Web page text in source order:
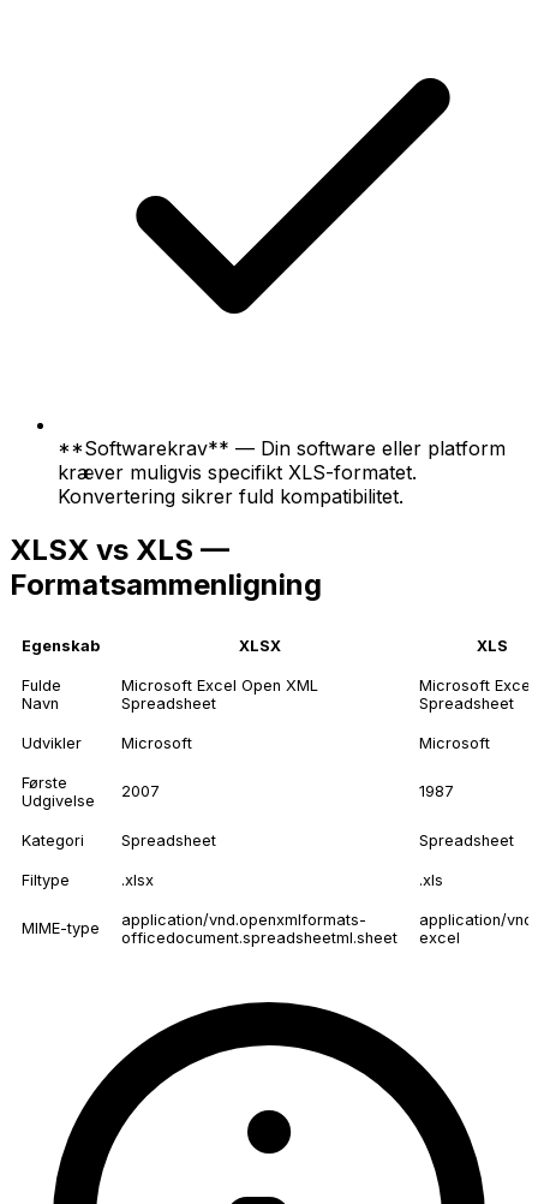
**Softwarekrav** — Din software eller platform
kræver muligvis specifikt XLS-formatet.
Konvertering sikrer fuld kompatibilitet.
XLSX vs XLS —
Formatsammenligning
Egenskab XLSX XLS
Fulde
Navn
Microsoft Excel Open XML
Spreadsheet
Microsoft Excel
Spreadsheet
Udvikler Microsoft Microsoft
Første
Udgivelse
2007 1987
Kategori Spreadsheet Spreadsheet
Filtype .xlsx .xls
MIME-type
application/vnd.openxmlformats-
officedocument.spreadsheetml.sheet
application/
excel